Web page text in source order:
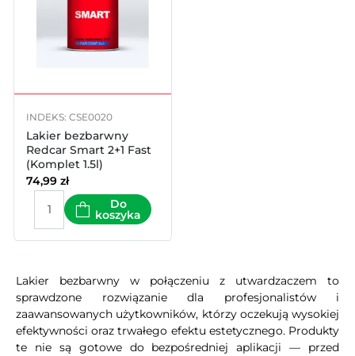
INDEKS: CSE0020
Lakier bezbarwny
Redcar Smart 2+1 Fast
(Komplet 1.5l)
74,99 zł
Do
koszyka
Lakier bezbarwny w połączeniu z utwardzaczem to
sprawdzone rozwiązanie dla profesjonalistów i
zaawansowanych użytkowników, którzy oczekują wysokiej
efektywności oraz trwałego efektu estetycznego. Produkty
te nie są gotowe do bezpośredniej aplikacji — przed